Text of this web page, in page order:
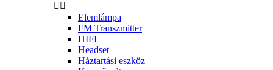
 
Elemlámpa
FM Transzmitter
HIFI
Headset
Háztartási eszköz